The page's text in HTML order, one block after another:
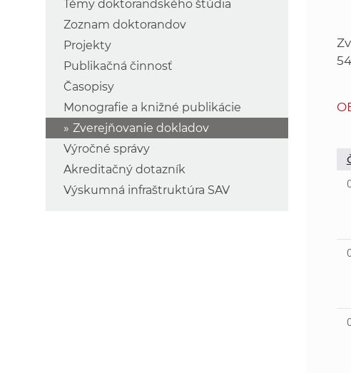
Témy doktorandského štúdia
Zoznam doktorandov
Projekty
Publikačná činnosť
Časopisy
Monografie a knižné publikácie
Zverejňovanie dokladov
Výročné správy
Akreditačný dotazník
Výskumná infraštruktúra SAV